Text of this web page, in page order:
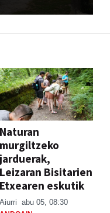
Naturan
murgiltzeko
jarduerak,
Leizaran Bisitarien
Etxearen eskutik
Aiurri abu 05, 08:30